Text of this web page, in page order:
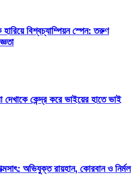
বিশ্বচ্যাম্পিয়ন স্পেন: তরুণ
কেন্দ্র করে ভাইয়ের হাতে ভাই
অভিযুক্ত রায়হান, কোরবান ও নির্মল